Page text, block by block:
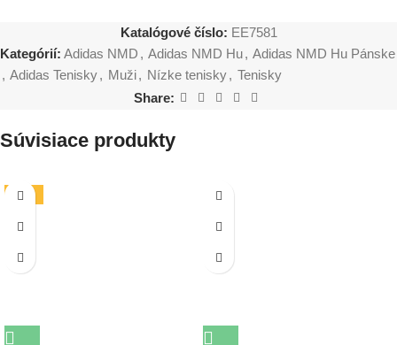
Katalógové číslo: EE7581
Kategórií: Adidas NMD , Adidas NMD Hu, Adidas NMD Hu Pánske
, Adidas Tenisky, Muži, Nízke tenisky, Tenisky
Share:
Súvisiace produkty
-19%